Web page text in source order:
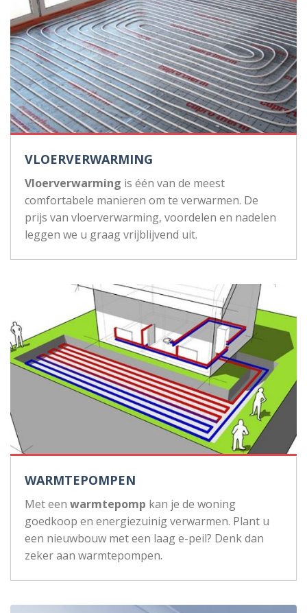
VLOERVERWARMING
Vloerverwarming is één van de meest
comfortabele manieren om te verwarmen. De
prijs van vloerverwarming, voordelen en nadelen
leggen we u graag vrijblijvend uit.
WARMTEPOMPEN
Met een warmtepomp kan je de woning
goedkoop en energiezuinig verwarmen. Plant u
een nieuwbouw met een laag e-peil? Denk dan
zeker aan warmtepompen.